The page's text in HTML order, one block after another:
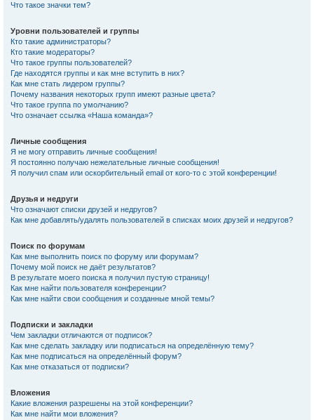
Что такое значки тем?
Уровни пользователей и группы
Кто такие администраторы?
Кто такие модераторы?
Что такое группы пользователей?
Где находятся группы и как мне вступить в них?
Как мне стать лидером группы?
Почему названия некоторых групп имеют разные цвета?
Что такое группа по умолчанию?
Что означает ссылка «Наша команда»?
Личные сообщения
Я не могу отправить личные сообщения!
Я постоянно получаю нежелательные личные сообщения!
Я получил спам или оскорбительный email от кого-то с этой конференции!
Друзья и недруги
Что означают списки друзей и недругов?
Как мне добавлять/удалять пользователей в списках моих друзей и недругов?
Поиск по форумам
Как мне выполнить поиск по форуму или форумам?
Почему мой поиск не даёт результатов?
В результате моего поиска я получил пустую страницу!
Как мне найти пользователя конференции?
Как мне найти свои сообщения и созданные мной темы?
Подписки и закладки
Чем закладки отличаются от подписок?
Как мне сделать закладку или подписаться на определённую тему?
Как мне подписаться на определённый форум?
Как мне отказаться от подписки?
Вложения
Какие вложения разрешены на этой конференции?
Как мне найти мои вложения?